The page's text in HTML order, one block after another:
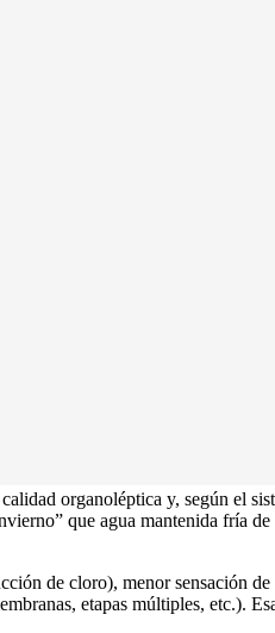
jarra hasta un sistema avanzado
domésticos existen (y para
organoléptica y, según el
que agua mantenida fría
de cloro), menor sensación
etapas múltiples, etc.).